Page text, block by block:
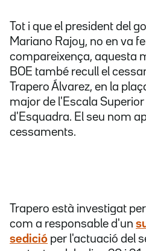
Tot i que el president del
Mariano Rajoy, no en va
compareixença, aquesta
BOE també recull el
Trapero Álvarez, en la
major de l'Escala
d'Esquadra. El seu nom
cessaments.
Trapero està investigat
com a responsable d'un
sedició per l'actuació del